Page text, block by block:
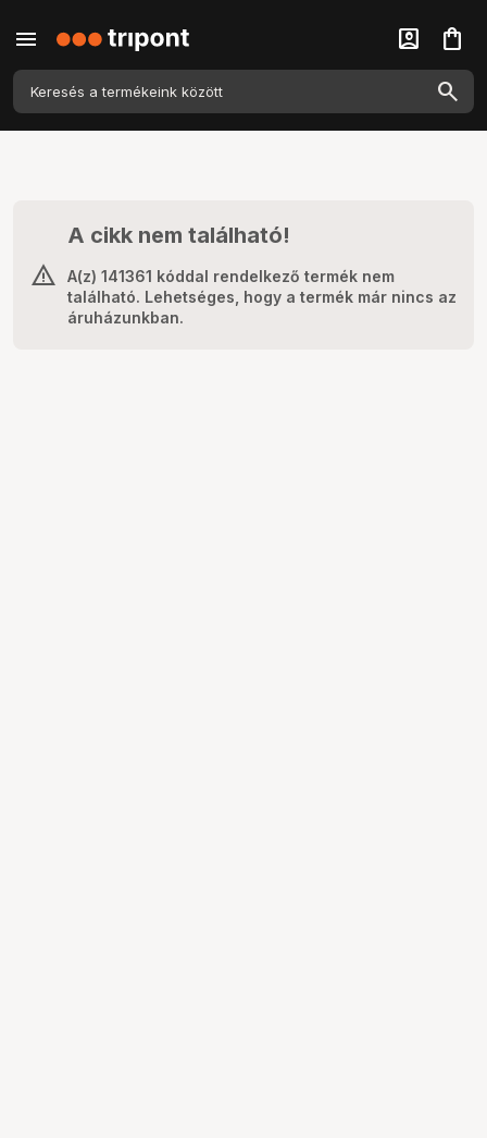
menu account_box shopping_bag
A cikk nem található!
A(z) 141361 kóddal rendelkező termék nem
található. Lehetséges, hogy a termék már nincs az
áruházunkban.